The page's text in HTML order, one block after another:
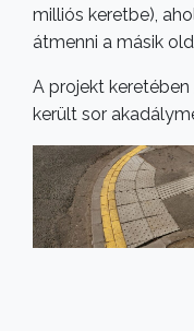
milliós keretbe),
átmenni a másik
A projekt
került sor